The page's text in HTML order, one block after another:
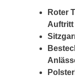
Roter
Auftritt